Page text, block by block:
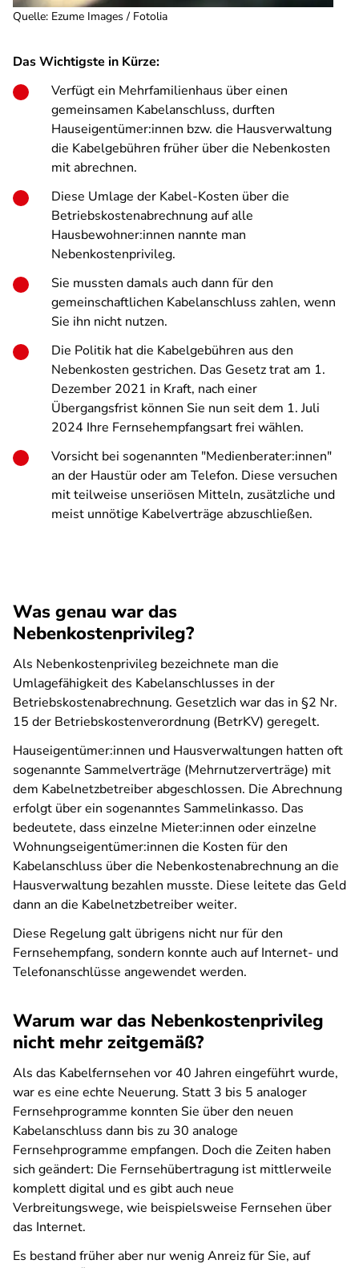
Quelle: Ezume Images / Fotolia
Das Wichtigste in Kürze:
Verfügt ein Mehrfamilienhaus über einen
gemeinsamen Kabelanschluss, durften
Hauseigentümer:innen bzw. die Hausverwaltung
die Kabelgebühren früher über die Nebenkosten
mit abrechnen.
Diese Umlage der Kabel-Kosten über die
Betriebskostenabrechnung auf alle
Hausbewohner:innen nannte man
Nebenkostenprivileg.
Sie mussten damals auch dann für den
gemeinschaftlichen Kabelanschluss zahlen, wenn
Sie ihn nicht nutzen.
Die Politik hat die Kabelgebühren aus den
Nebenkosten gestrichen. Das Gesetz trat am 1.
Dezember 2021 in Kraft, nach einer
Übergangsfrist können Sie nun seit dem 1. Juli
2024 Ihre Fernsehempfangsart frei wählen.
Vorsicht bei sogenannten "Medienberater:innen"
an der Haustür oder am Telefon. Diese versuchen
mit teilweise unseriösen Mitteln, zusätzliche und
meist unnötige Kabelverträge abzuschließen.
Was genau war das
Nebenkostenprivileg?
Als Nebenkostenprivileg bezeichnete man die
Umlagefähigkeit des Kabelanschlusses in der
Betriebskostenabrechnung. Gesetzlich war das in §2 Nr.
15 der Betriebskostenverordnung (BetrKV) geregelt.
Hauseigentümer:innen und Hausverwaltungen hatten oft
sogenannte Sammelverträge (Mehrnutzerverträge) mit
dem Kabelnetzbetreiber abgeschlossen. Die Abrechnung
erfolgt über ein sogenanntes Sammelinkasso. Das
bedeutete, dass einzelne Mieter:innen oder einzelne
Wohnungseigentümer:innen die Kosten für den
Kabelanschluss über die Nebenkostenabrechnung an die
Hausverwaltung bezahlen musste. Diese leitete das Geld
dann an die Kabelnetzbetreiber weiter.
Diese Regelung galt übrigens nicht nur für den
Fernsehempfang, sondern konnte auch auf Internet- und
Telefonanschlüsse angewendet werden.
Warum war das Nebenkostenprivileg
nicht mehr zeitgemäß?
Als das Kabelfernsehen vor 40 Jahren eingeführt wurde,
war es eine echte Neuerung. Statt 3 bis 5 analoger
Fernsehprogramme konnten Sie über den neuen
Kabelanschluss dann bis zu 30 analoge
Fernsehprogramme empfangen. Doch die Zeiten haben
sich geändert: Die Fernsehübertragung ist mittlerweile
komplett digital und es gibt auch neue
Verbreitungswege, wie beispielsweise Fernsehen über
das Internet.
Es bestand früher aber nur wenig Anreiz für Sie, auf